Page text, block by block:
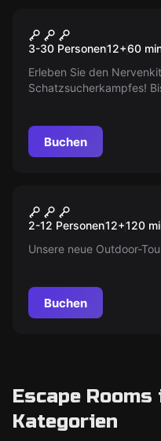
Inka Schatz
3-30 Personen12+60
Erleben Sie den
Schatzsucherkampfes!
Buchen
Neu
Illuminati –
2-12 Personen12+120
Unsere neue Outdoor-
Buchen
Escape
Kategorien